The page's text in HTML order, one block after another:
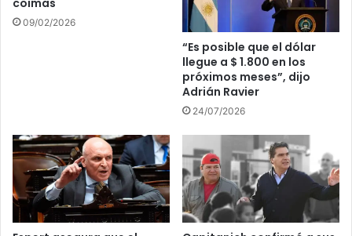
09/02/2026
“Es posible que el dólar
llegue a $ 1.800 en los
próximos meses”, dijo
Adrián Ravier
24/07/2026